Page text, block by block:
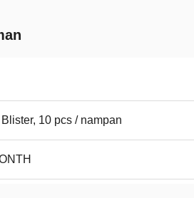
10 pcs / nampan